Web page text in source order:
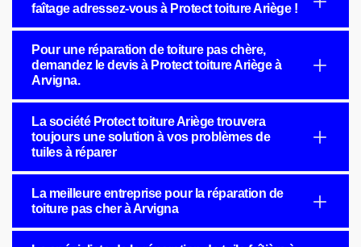
faîtage adressez-vous à Protect toiture Ariège !
Pour une réparation de toiture pas chère,
demandez le devis à Protect toiture Ariège à
Arvigna.
La société Protect toiture Ariège trouvera
toujours une solution à vos problèmes de
tuiles à réparer
La meilleure entreprise pour la réparation de
toiture pas cher à Arvigna